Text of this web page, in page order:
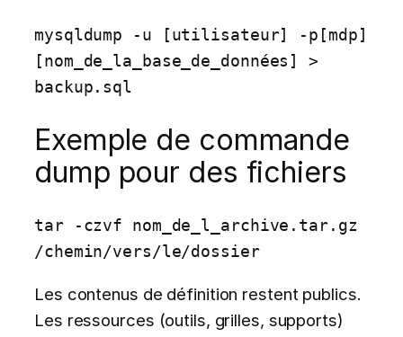
mysqldump -u [utilisateur] -p[mdp]
[nom_de_la_base_de_données] >
Exemple de commande
dump pour des fichiers
tar -czvf nom_de_l_archive.tar.gz
/chemin/vers/le/dossier
Les contenus de définition restent publics.
Les ressources (outils, grilles, supports)